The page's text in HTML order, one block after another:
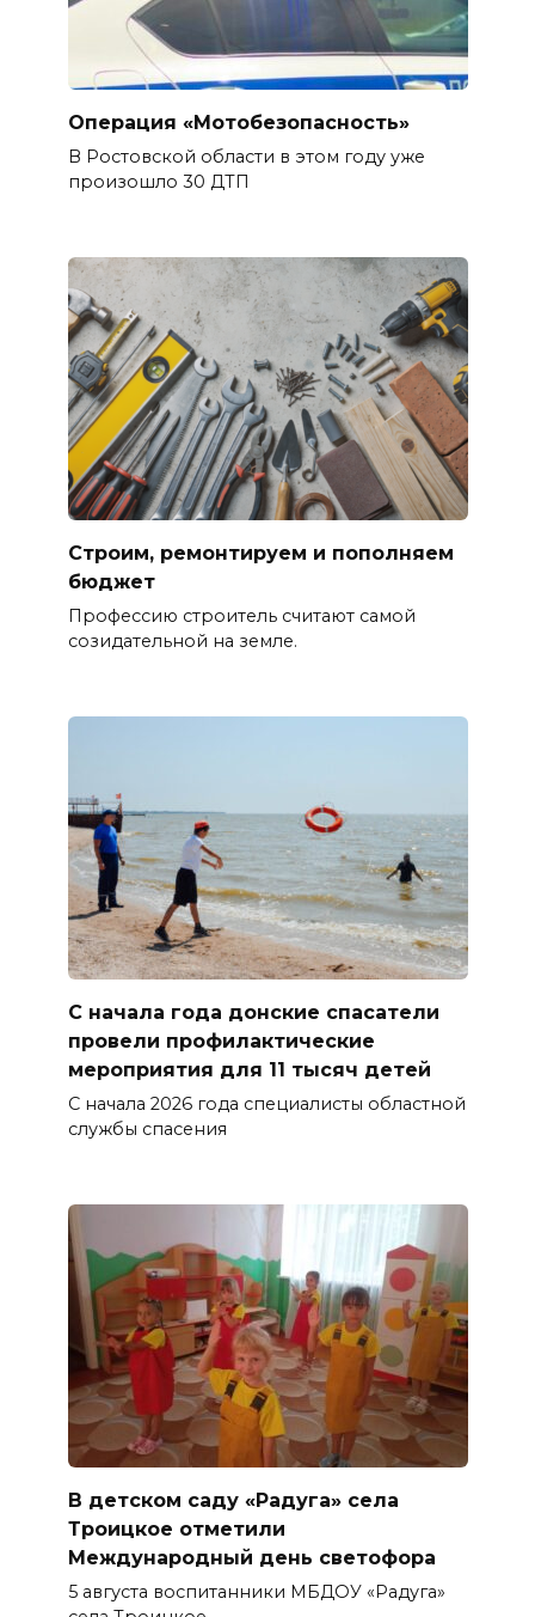
Операция «Мотобезопасность»
В Ростовской области в этом году уже
произошло 30 ДТП
Строим, ремонтируем и пополняем
бюджет
Профессию строитель считают самой
созидательной на земле.
С начала года донские спасатели
провели профилактические
мероприятия для 11 тысяч детей
С начала 2026 года специалисты областной
службы спасения
В детском саду «Радуга» села
Троицкое отметили
Международный день светофора
5 августа воспитанники МБДОУ «Радуга»